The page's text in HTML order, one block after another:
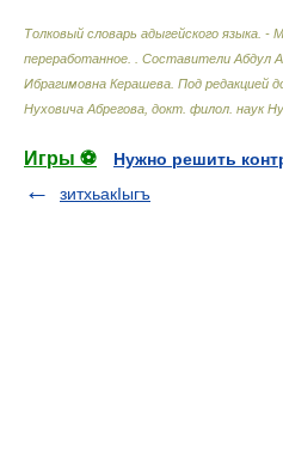
Толковый словарь адыгейского языка. -
переработанное.
Составители Абдул
Ибрагимовна Керашева. Под редакцией
Нуховича Абрегова, докт. филол. наук
Игры ⚽
Нужно решить
зитхьакIыгъ